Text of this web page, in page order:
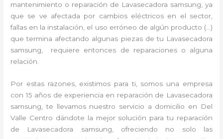
mantenimiento o reparación de Lavasecadora samsung, ya
que se ve afectada por cambios eléctricos en el sector,
fallas en la instalación, el uso erróneo de algún producto (…)
que termina afectando algunas piezas de tu Lavasecadora
samsung, requiere entonces de reparaciones o alguna
relación.
Por estas razones, existimos para ti, somos una empresa
con 15 años de experiencia en reparación de Lavasecadora
samsung, te llevamos nuestro servicio a domicilio en Del
Valle Centro dándote la mejor solución para tu reparación
de Lavasecadora samsung, ofreciendo no solo las